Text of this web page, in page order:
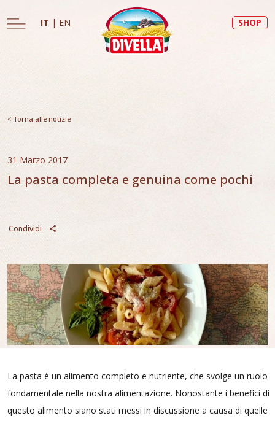
IT | EN SHOP
< Torna alle notizie
31 Marzo 2017
La pasta completa e genuina come pochi
Condividi
La pasta è un alimento completo e nutriente, che svolge un ruolo
fondamentale nella nostra alimentazione. Nonostante i benefici di
questo alimento siano stati messi in discussione a causa di quelle